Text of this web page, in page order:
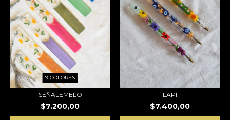
9 COLORES
SEÑALEMELO
$7.200,00
LAPI
$7.400,00